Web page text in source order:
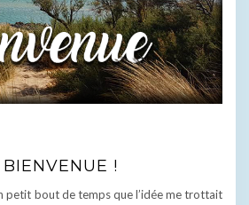
BIENVENUE !
petit bout de temps que l’idée me trottait